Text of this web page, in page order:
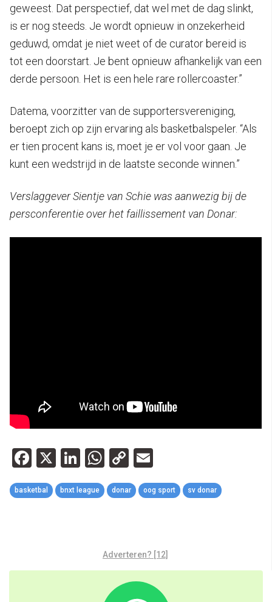
geweest. Dat perspectief, dat wel met de dag slinkt,
is er nog steeds. Je wordt opnieuw in onzekerheid
geduwd, omdat je niet weet of de curator bereid is
tot een doorstart. Je bent opnieuw afhankelijk van een
derde persoon. Het is een hele rare rollercoaster.”
Datema, voorzitter van de supportersvereniging,
beroept zich op zijn ervaring als basketbalspeler. “Als
er tien procent kans is, moet je er vol voor gaan. Je
kunt een wedstrijd in de laatste seconde winnen.”
Verslaggever Sientje van Schie was aanwezig bij de
persconferentie over het faillissement van Donar:
Facebook
X LinkedIn
WhatsApp
Copy
Link
basketbal bnxt league donar oog sport sv donar
Adverteren? [12]